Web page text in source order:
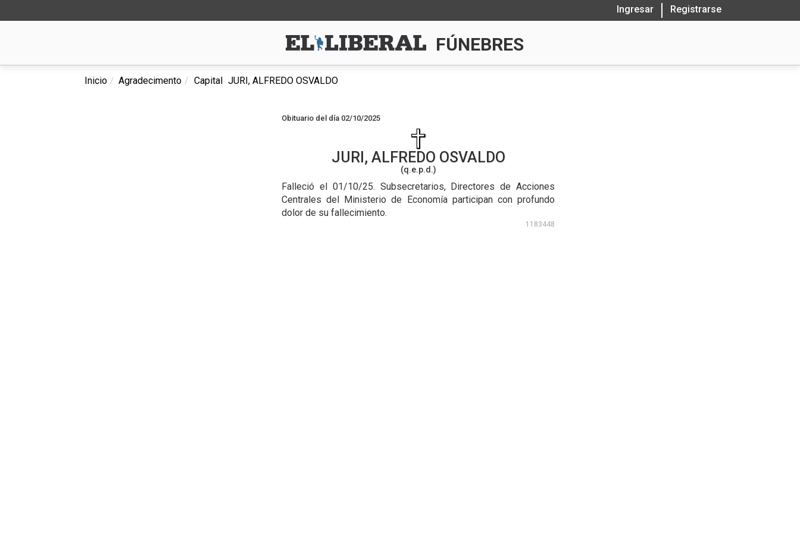
Ingresar Registrarse
FÚNEBRES
Inicio Agradecimento Capital JURI, ALFREDO OSVALDO
Obituario del día 02/10/2025
JURI, ALFREDO OSVALDO
(q.e.p.d.)
Falleció el 01/10/25. Subsecretarios, Directores de Acciones
Centrales del Ministerio de Economía participan con profundo
dolor de su fallecimiento.
1183448